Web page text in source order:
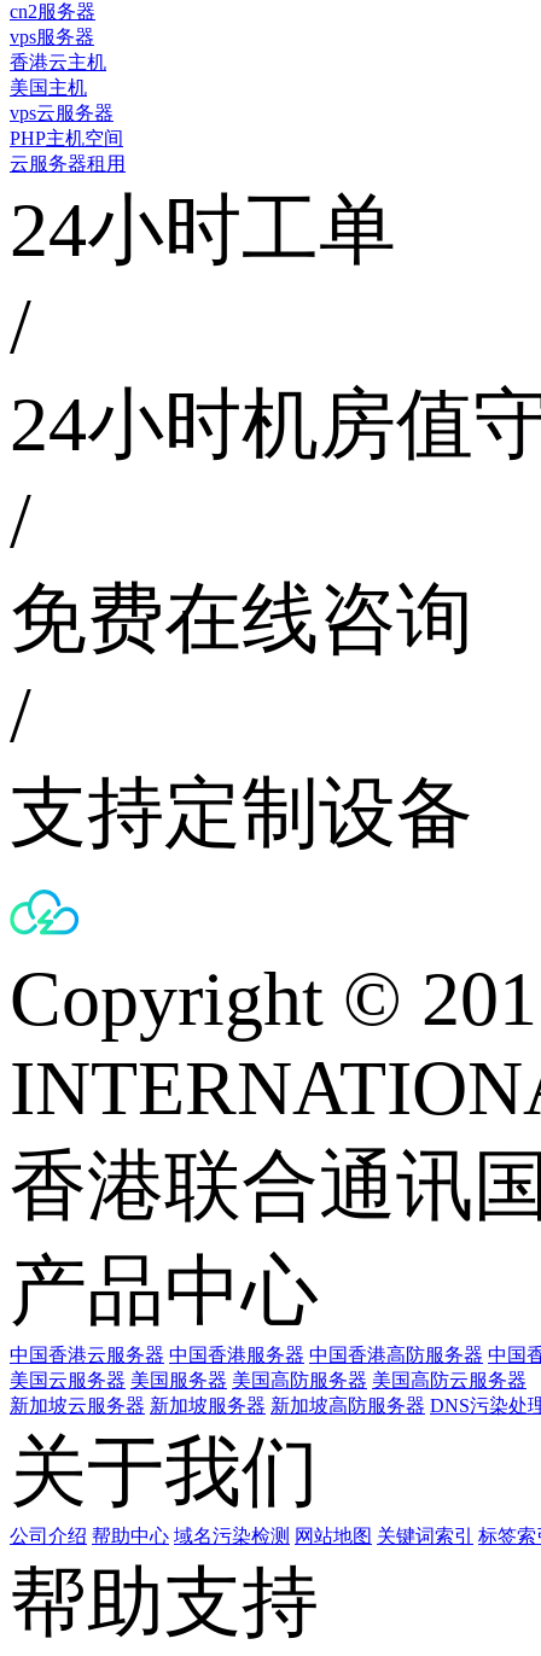
cn2服务器
vps服务器
香港云主机
美国主机
vps云服务器
PHP主机空间
云服务器租用
24小时工单
/
24小时机房值
/
免费在线咨询
/
支持定制设备
Copyright ©
香港联合通讯
产品中心
中国香港云服务器 中国香港服务器 中国香港高防服务器 中国
美国云服务器 美国服务器 美国高防服务器 美国高防云服务器
新加坡云服务器 新加坡服务器 新加坡高防服务器 DNS污染处
关于我们
公司介绍 帮助中心 域名污染检测 网站地图 关键词索引 标签索
帮助支持